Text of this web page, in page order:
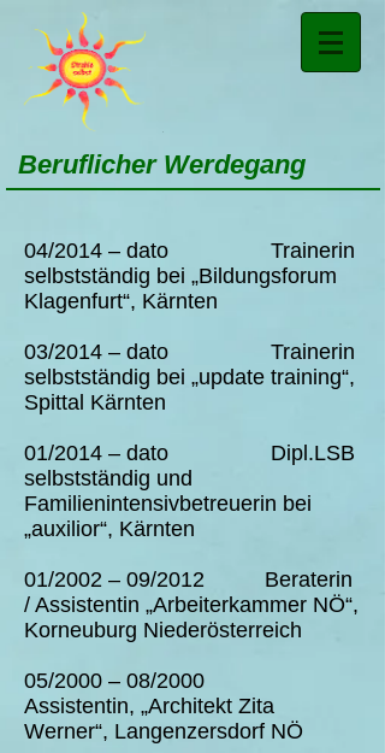
Beruflicher Werdegang
04/2014 – dato Trainerin
selbstständig bei „Bildungsforum
Klagenfurt“, Kärnten
03/2014 – dato Trainerin
selbstständig bei „update training“,
Spittal Kärnten
01/2014 – dato Dipl.LSB
selbstständig und
Familienintensivbetreuerin bei
„auxilior“, Kärnten
01/2002 – 09/2012 Beraterin
/ Assistentin „Arbeiterkammer NÖ“,
Korneuburg Niederösterreich
05/2000 – 08/2000
Assistentin, „Architekt Zita
Werner“, Langenzersdorf NÖ